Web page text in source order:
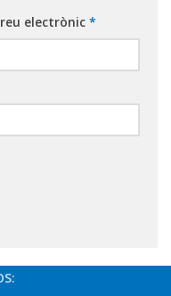
electrònic *